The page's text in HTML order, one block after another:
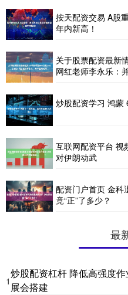
按天配资交易 A股
年内新高！
关于股票配资最新
网红老师李永乐：
炒股配资学习 鸿蒙
互联网配资平台 视
对伊朗动武
配资门户首页 金科
竟“正”了多少？
最
1
炒股配资杠杆 降低高强度
展会搭建